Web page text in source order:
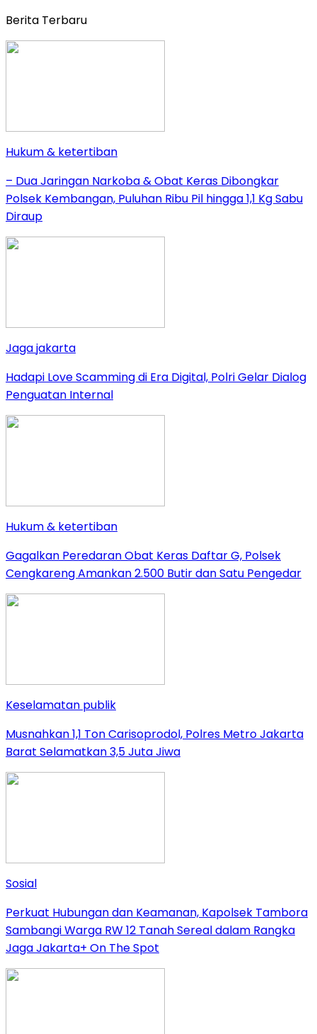
Berita Terbaru
Hukum & ketertiban
– Dua Jaringan Narkoba & Obat Keras Dibongkar
Polsek Kembangan, Puluhan Ribu Pil hingga 1,1 Kg Sabu
Diraup
Jaga jakarta
Hadapi Love Scamming di Era Digital, Polri Gelar Dialog
Penguatan Internal
Hukum & ketertiban
Gagalkan Peredaran Obat Keras Daftar G, Polsek
Cengkareng Amankan 2.500 Butir dan Satu Pengedar
Keselamatan publik
Musnahkan 1,1 Ton Carisoprodol, Polres Metro Jakarta
Barat Selamatkan 3,5 Juta Jiwa
Sosial
Perkuat Hubungan dan Keamanan, Kapolsek Tambora
Sambangi Warga RW 12 Tanah Sereal dalam Rangka
Jaga Jakarta+ On The Spot